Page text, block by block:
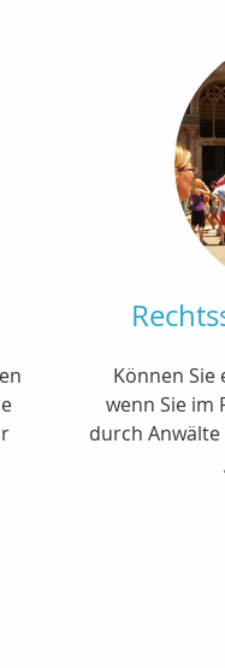
Können Sie
wenn Sie im
durch